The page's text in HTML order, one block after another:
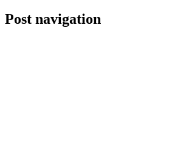
Post navigation